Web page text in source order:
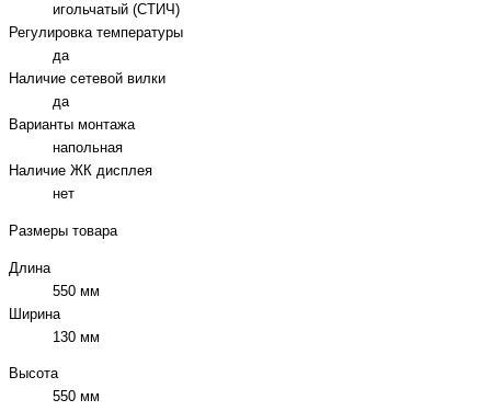
игольчатый (СТИЧ)
Регулировка температуры
да
Наличие сетевой вилки
да
Варианты монтажа
напольная
Наличие ЖК дисплея
нет
Размеры товара
Длина
550 мм
Ширина
130 мм
Высота
550 мм